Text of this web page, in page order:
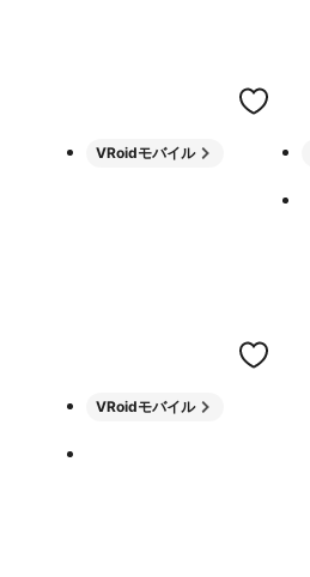
VRoidモバイル
VRoidモバイル